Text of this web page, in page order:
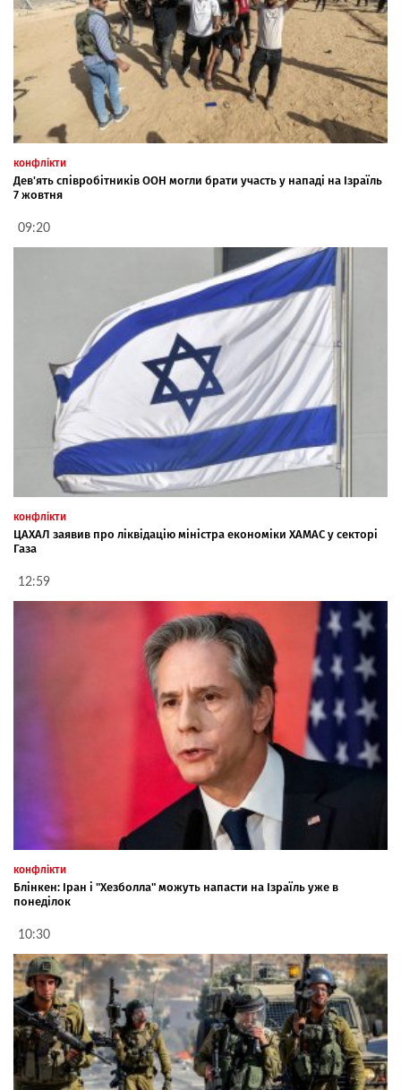
конфлікти
Дев'ять співробітників ООН могли брати участь у нападі на Ізраїль
7 жовтня
09:20
конфлікти
ЦАХАЛ заявив про ліквідацію міністра економіки ХАМАС у секторі
Газа
12:59
конфлікти
Блінкен: Іран і "Хезболла" можуть напасти на Ізраїль уже в
понеділок
10:30